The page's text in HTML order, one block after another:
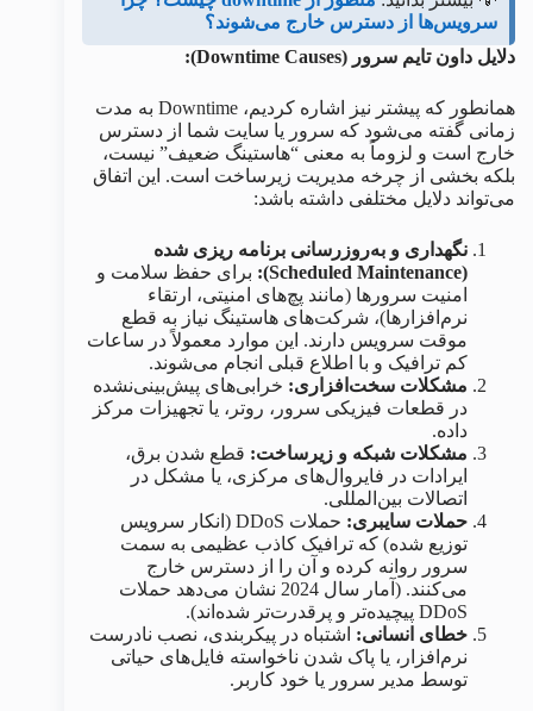
سرویس‌ها از دسترس خارج می‌شوند؟
دلایل داون‌ تایم سرور (Downtime Causes):
همانطور که پیشتر نیز اشاره کردیم، Downtime به مدت
زمانی گفته می‌شود که سرور یا سایت شما از دسترس
خارج است و لزوماً به معنی “هاستینگ ضعیف” نیست،
بلکه بخشی از چرخه مدیریت زیرساخت است. این اتفاق
می‌تواند دلایل مختلفی داشته باشد:
نگهداری و به‌روزرسانی برنامه‌ ریزی‌ شده
(Scheduled Maintenance):
برای حفظ سلامت و
امنیت سرورها (مانند پچ‌های امنیتی، ارتقاء
نرم‌افزارها)، شرکت‌های هاستینگ نیاز به قطع
موقت سرویس دارند. این موارد معمولاً در ساعات
کم ترافیک و با اطلاع قبلی انجام می‌شوند.
مشکلات سخت‌افزاری: خرابی‌های پیش‌بینی‌نشده
در قطعات فیزیکی سرور، روتر، یا تجهیزات مرکز
داده.
مشکلات شبکه و زیرساخت: قطع شدن برق،
ایرادات در فایروال‌های مرکزی، یا مشکل در
اتصالات بین‌المللی.
حملات سایبری:
حملات DDoS (انکار سرویس
توزیع شده) که ترافیک کاذب عظیمی به سمت
سرور روانه کرده و آن را از دسترس خارج
می‌کنند. (آمار سال 2024 نشان می‌دهد حملات
DDoS پیچیده‌تر و پرقدرت‌تر شده‌اند).
خطای انسانی: اشتباه در پیکربندی، نصب نادرست
نرم‌افزار، یا پاک شدن ناخواسته فایل‌های حیاتی
توسط مدیر سرور یا خود کاربر.